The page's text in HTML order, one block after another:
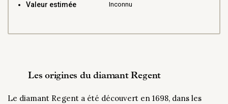
Valeur estimée Inconnu
Les origines du diamant Regent
Le diamant Regent a été découvert en 1698, dans les